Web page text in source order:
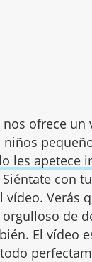
nos ofrece un
niños
les apetece
con
vídeo. Verás
de
El vídeo